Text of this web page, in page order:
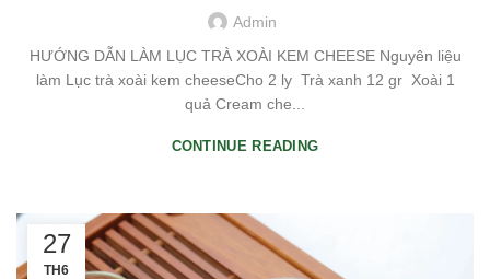
Admin
HƯỚNG DẪN LÀM LỤC TRÀ XOÀI KEM CHEESE Nguyên liệu
làm Lục trà xoài kem cheeseCho 2 ly Trà xanh 12 gr Xoài 1
quả Cream che...
CONTINUE READING
27
TH6